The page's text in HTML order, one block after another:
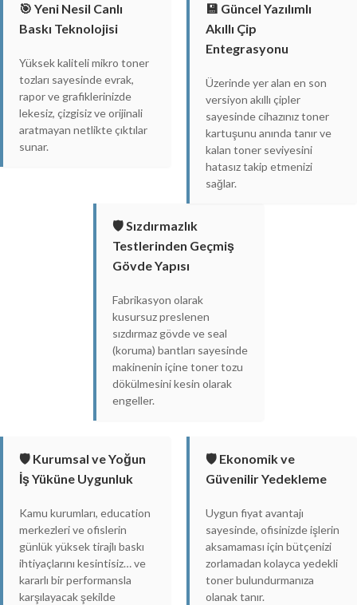
🎯 Yeni Nesil Canlı
Baskı Teknolojisi
Yüksek kaliteli mikro toner
tozları sayesinde evrak,
rapor ve grafiklerinizde
lekesiz, çizgisiz ve orijinali
aratmayan netlikte çıktılar
sunar.
💾 Güncel Yazılımlı
Akıllı Çip
Entegrasyonu
Üzerinde yer alan en son
versiyon akıllı çipler
sayesinde cihazınız toner
kartuşunu anında tanır ve
kalan toner seviyesini
hatasız takip etmenizi
sağlar.
🛡️ Sızdırmazlık
Testlerinden Geçmiş
Gövde Yapısı
Fabrikasyon olarak
kusursuz preslenen
sızdırmaz gövde ve seal
(koruma) bantları sayesinde
makinenin içine toner tozu
dökülmesini kesin olarak
engeller.
🛡️ Kurumsal ve Yoğun
İş Yüküne Uygunluk
Kamu kurumları, education
merkezleri ve ofislerin
günlük yüksek tirajlı baskı
ihtiyaçlarını kesintisiz… ve
kararlı bir performansla
karşılayacak şekilde
🛡️ Ekonomik ve
Güvenilir Yedekleme
Uygun fiyat avantajı
sayesinde, ofisinizde işlerin
aksamaması için bütçenizi
zorlamadan kolayca yedekli
toner bulundurmanıza
olanak tanır.